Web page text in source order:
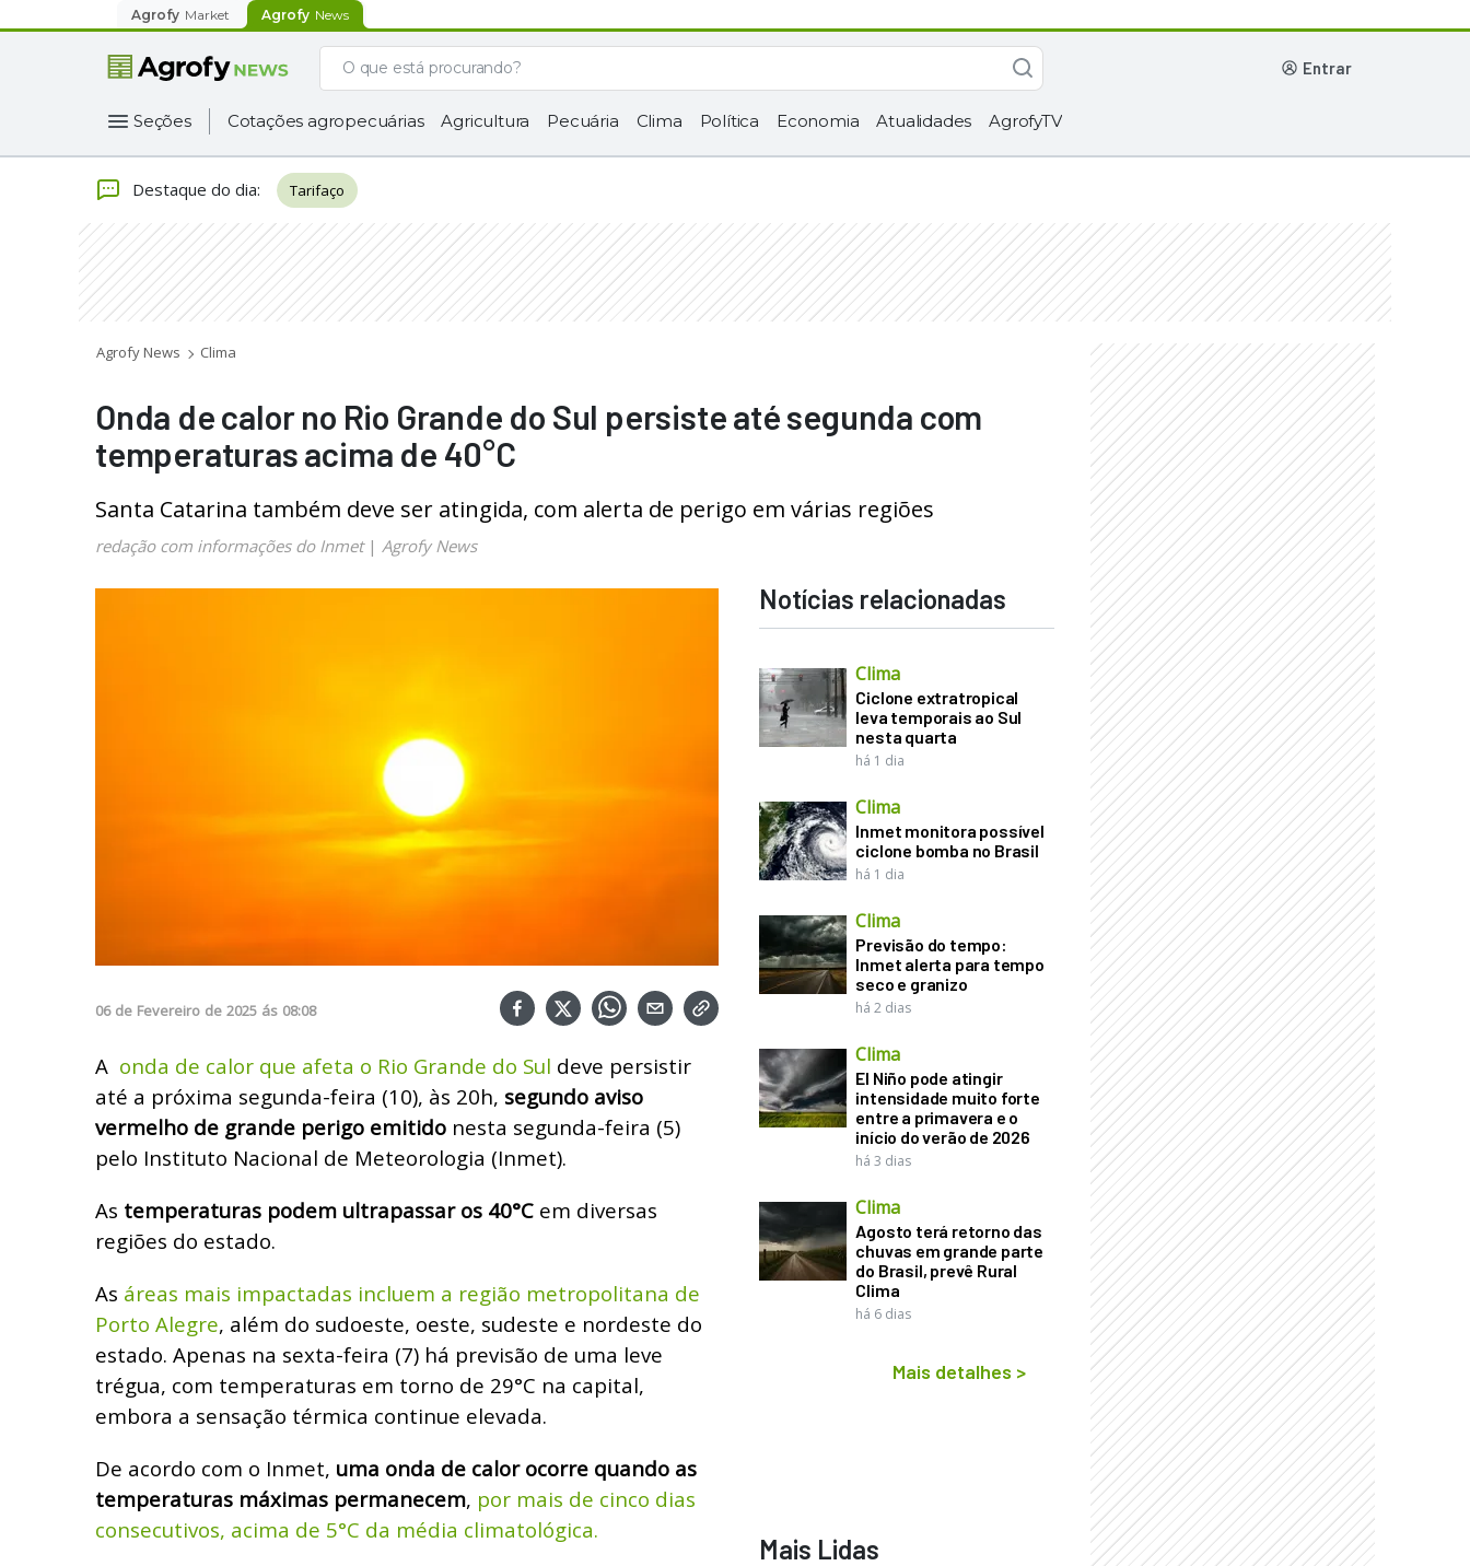
Agrofy Market Agrofy News
entrar
Seções Cotações agropecuárias Agricultura Pecuária Clima Política Economia Atualidades AgrofyTV
Destaque do dia: Tarifaço
Agrofy News Clima
Onda de calor no Rio Grande do Sul persiste até segunda com
temperaturas acima de 40°C
Santa Catarina também deve ser atingida, com alerta de perigo em várias regiões
redação com informações do Inmet| Agrofy News
06 de Fevereiro de 2025 ás 08:08
A onda de calor que afeta o Rio Grande do Sul deve persistir
até a próxima segunda-feira (10), às 20h, segundo aviso
vermelho de grande perigo emitido nesta segunda-feira (5)
pelo Instituto Nacional de Meteorologia (Inmet).
As temperaturas podem ultrapassar os 40°C em diversas
regiões do estado.
As áreas mais impactadas incluem a região metropolitana de
Porto Alegre, além do sudoeste, oeste, sudeste e nordeste do
estado. Apenas na sexta-feira (7) há previsão de uma leve
trégua, com temperaturas em torno de 29°C na capital,
embora a sensação térmica continue elevada.
De acordo com o Inmet, uma onda de calor ocorre quando as
temperaturas máximas permanecem, por mais de cinco dias
consecutivos, acima de 5°C da média climatológica.
Notícias relacionadas
Clima
Ciclone extratropical
leva temporais ao Sul
nesta quarta
há 1 dia
Clima
Inmet monitora possível
ciclone bomba no Brasil
há 1 dia
Clima
Previsão do tempo:
Inmet alerta para tempo
seco e granizo
há 2 dias
Clima
El Niño pode atingir
intensidade muito forte
entre a primavera e o
início do verão de 2026
há 3 dias
Clima
Agosto terá retorno das
chuvas em grande parte
do Brasil, prevê Rural
Clima
há 6 dias
Mais detalhes >
Mais Lidas